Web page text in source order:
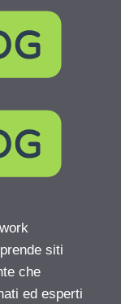
siti
che
ed esperti